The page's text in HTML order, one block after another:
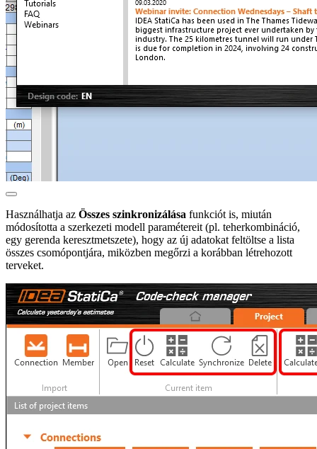
Használhatja az Összes szinkronizálása funkciót is, miután
módosította a szerkezeti modell paramétereit (pl. teherkombináció,
egy gerenda keresztmetszete), hogy az új adatokat feltöltse a lista
összes csomópontjára, miközben megőrzi a korábban létrehozott
terveket.